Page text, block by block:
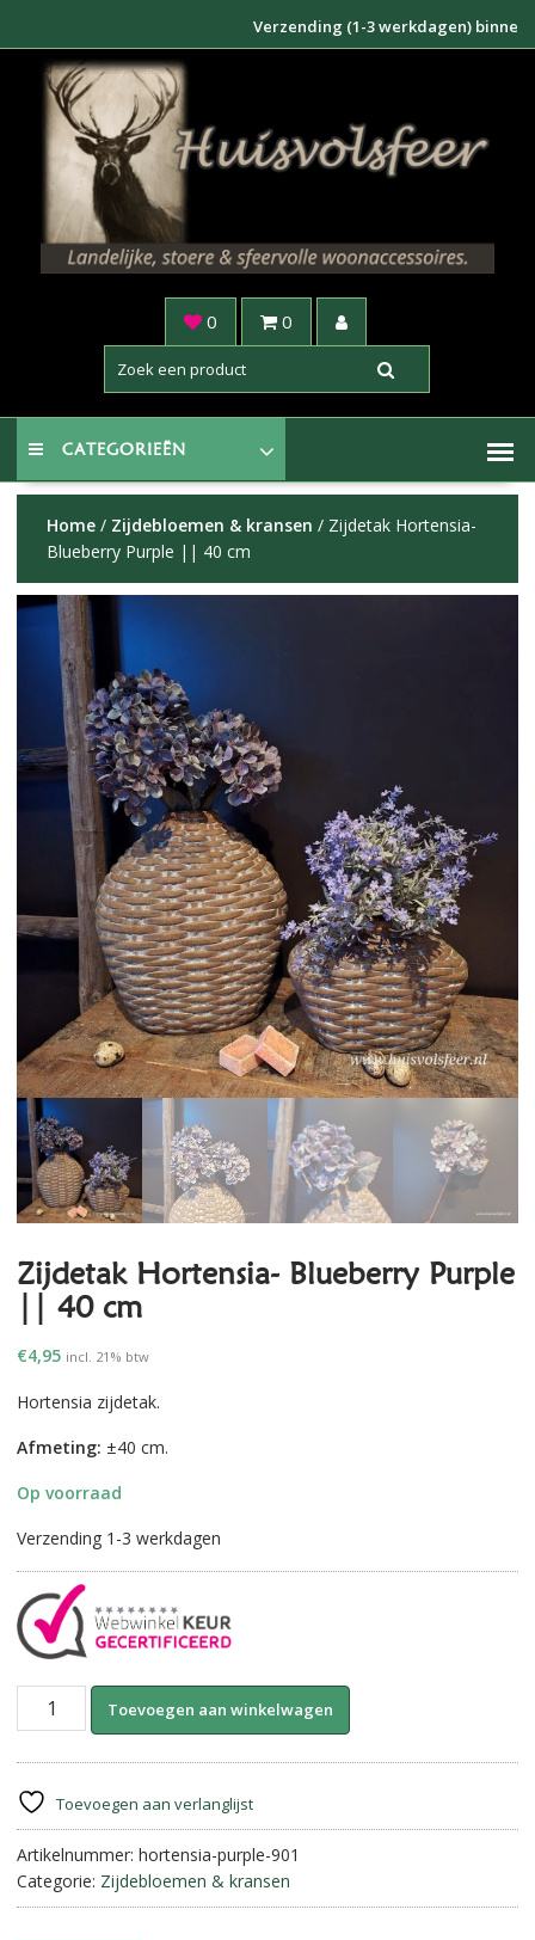
inhoud
Verzending (1-3 werkdagen) binnen NL
0 0
CATEGORIEËN
Home/ Zijdebloemen & kransen / Zijdetak Hortensia-
Blueberry Purple || 40 cm
Zijdetak Hortensia- Blueberry Purple
|| 40 cm
€4,95 incl. 21% btw
Hortensia zijdetak.
Afmeting: ±40 cm.
Op voorraad
Verzending 1-3 werkdagen
Zijdetak
Hortensia-
||
40
cm
aantal
Toevoegen aan winkelwagen
n
i
Toevoegen aan verlanglijst
Artikelnummer: hortensia-purple-901
Categorie: Zijdebloemen & kransen